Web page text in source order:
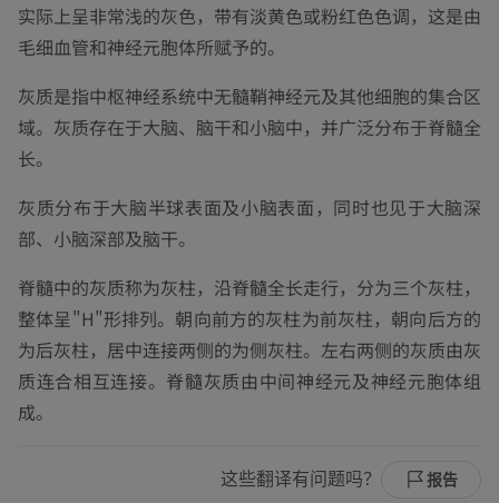
实际上呈非常浅的灰色，带有淡黄色或粉红色色调，这是由
毛细血管和神经元胞体所赋予的。
灰质是指中枢神经系统中无髓鞘神经元及其他细胞的集合区
域。灰质存在于大脑、脑干和小脑中，并广泛分布于脊髓全
长。
灰质分布于大脑半球表面及小脑表面，同时也见于大脑深
部、小脑深部及脑干。
脊髓中的灰质称为灰柱，沿脊髓全长走行，分为三个灰柱，
整体呈"H"形排列。朝向前方的灰柱为前灰柱，朝向后方的
为后灰柱，居中连接两侧的为侧灰柱。左右两侧的灰质由灰
质连合相互连接。脊髓灰质由中间神经元及神经元胞体组
成。
这些翻译有问题吗？ 报告